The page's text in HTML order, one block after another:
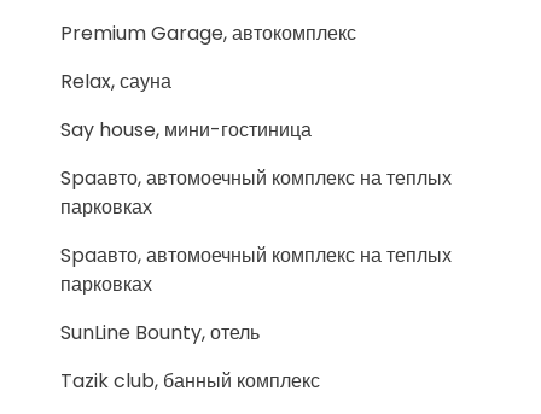
Premium Garage, автокомплекс
Relax, сауна
Say house, мини-гостиница
Spaавто, автомоечный комплекс на теплых
парковках
Spaавто, автомоечный комплекс на теплых
парковках
SunLine Bounty, отель
Tazik club, банный комплекс